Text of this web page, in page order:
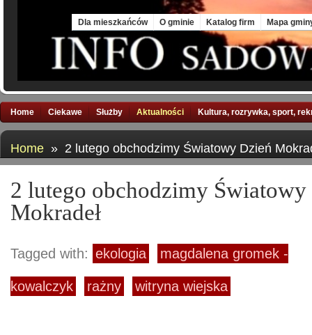
Dla mieszkańców O gminie Katalog firm Mapa
Home Ciekawe Służby Aktualności Kultura, rozrywka, sport,
Home » 2 lutego obchodzimy Światowy Dzień
2 lutego obchodzimy
Mokradeł
Tagged with: ekologia magdalena gromek -
kowalczyk rażny witryna wiejska